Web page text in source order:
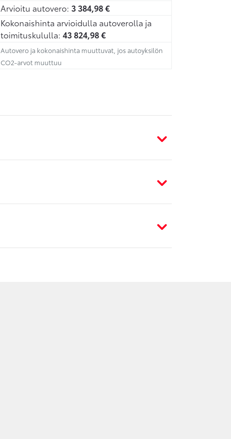
Arvioitu autovero: 3 384,98€
Kokonaishinta arvioidulla autoverolla ja
toimituskululla: 43 824,98€
Autovero ja kokonaishinta muuttuvat, jos autoyksilön
CO2-arvot muuttuu